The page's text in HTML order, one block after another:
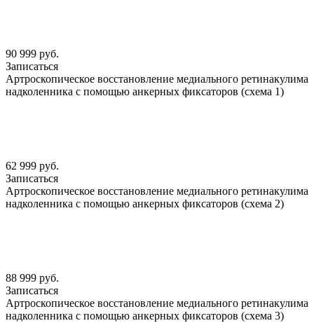
90 999 руб.
Записаться
Артроскопическое восстановление медиального ретинакулима
надколенника с помощью анкерных фиксаторов (схема 1)
62 999 руб.
Записаться
Артроскопическое восстановление медиального ретинакулима
надколенника с помощью анкерных фиксаторов (схема 2)
88 999 руб.
Записаться
Артроскопическое восстановление медиального ретинакулима
надколенника с помощью анкерных фиксаторов (схема 3)